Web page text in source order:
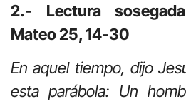
2.- Lectura
Mateo 25, 14-30
En aquel tiempo, dijo
esta parábola: Un